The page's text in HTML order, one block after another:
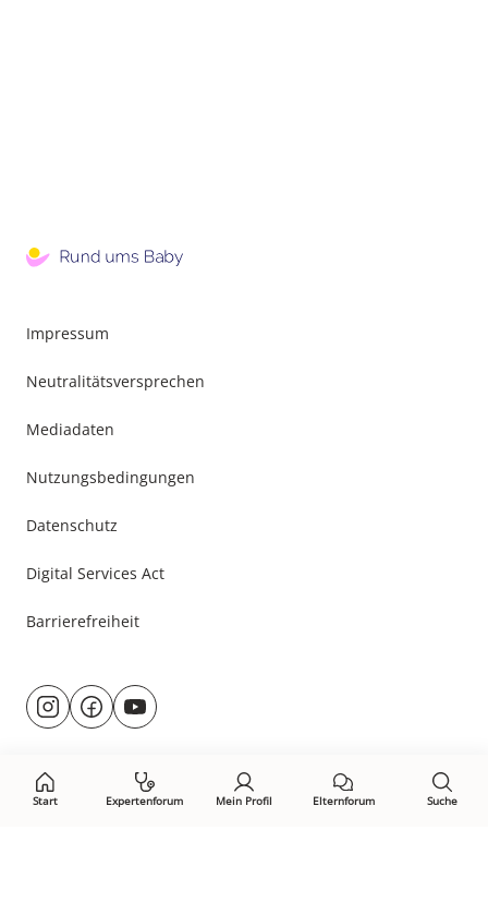
Start Expertenforum Mein Profil Elternforum Suche
Impressum
Neutralitätsversprechen
Mediadaten
Nutzungsbedingungen
Datenschutz
Digital Services Act
Barrierefreiheit
Besuche
uns@rund.ums.baby
facebook.com/rundumsbaby.de
youtube.com/@rundumsbaby_